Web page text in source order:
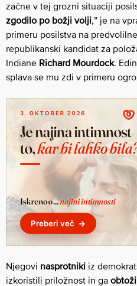
začne v tej grozni situaciji
zgodilo po božji volji,” je na
primeru posilstva na
republikanski kandidat za
Indiane Richard Mourdock.
splava se mu zdi v primeru
Njegovi nasprotniki iz
izkoristili priložnost in ga